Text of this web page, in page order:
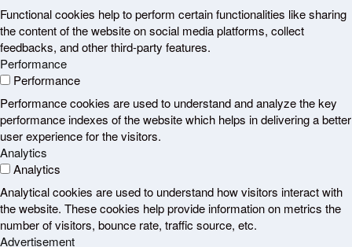
Functional cookies help to perform certain functionalities like sharing
the content of the website on social media platforms, collect
feedbacks, and other third-party features.
Performance
Performance
Performance cookies are used to understand and analyze the key
performance indexes of the website which helps in delivering a better
user experience for the visitors.
Analytics
Analytics
Analytical cookies are used to understand how visitors interact with
the website. These cookies help provide information on metrics the
number of visitors, bounce rate, traffic source, etc.
Advertisement